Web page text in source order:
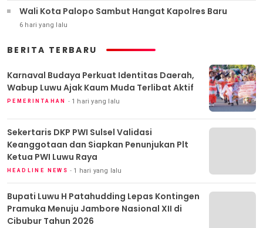
Wali Kota Palopo Sambut Hangat Kapolres Baru
6 hari yang lalu
BERITA TERBARU
Karnaval Budaya Perkuat Identitas Daerah,
Wabup Luwu Ajak Kaum Muda Terlibat Aktif
PEMERINTAHAN 1 hari yang lalu
Sekertaris DKP PWI Sulsel Validasi
Keanggotaan dan Siapkan Penunjukan Plt
Ketua PWI Luwu Raya
HEADLINE NEWS 1 hari yang lalu
Bupati Luwu H Patahudding Lepas Kontingen
Pramuka Menuju Jambore Nasional XII di
Cibubur Tahun 2026